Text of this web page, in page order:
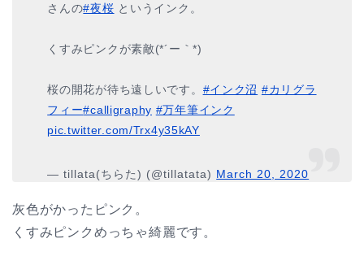
さんの#夜桜 というインク。
くすみピンクが素敵(*´ー｀*)
桜の開花が待ち遠しいです。 #インク沼 #カリグラ
フィー#calligraphy #万年筆インク
pic.twitter.com/Trx4y35kAY
— tillata(ちらた) (@tillatata) March 20, 2020
灰色がかったピンク。
くすみピンクめっちゃ綺麗です。